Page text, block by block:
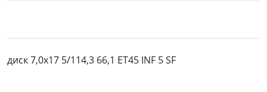
диск 7,0x17 5/114,3 66,1 ET45 INF 5 SF